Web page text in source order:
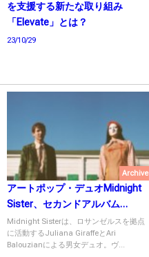
を支援する新たな取り組み
「Elevate」とは？
23/10/29
Archive
アートポップ・デュオMidnight
Sister、セカンドアルバム
「Painting the Roses」をリリー
ス！
Midnight Sisterは、ロサンゼルスを拠点
に活動するJuliana GiraffeとAri
Balouzianによる男女デュオ。ヴ...